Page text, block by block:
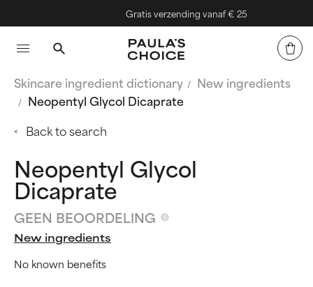
Gratis verzending vanaf € 25
Skincare ingredient dictionary
New ingredients
Neopentyl Glycol Dicaprate
Back to search
Neopentyl Glycol
Dicaprate
GEEN BEOORDELING
New ingredients
No known benefits